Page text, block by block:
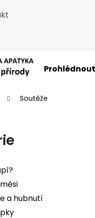
Soutěže
a hubnutí